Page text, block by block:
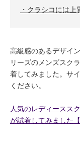
クラシコには上
高級感のあるデザイ
リーズのメンズスク
着してみました。サ
ください。
人気のレディースス
が試着してみました